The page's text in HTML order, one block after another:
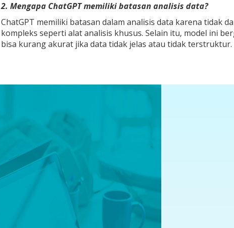
2. Mengapa ChatGPT memiliki batasan analisis data?
ChatGPT memiliki batasan dalam analisis data karena tidak
kompleks seperti alat analisis khusus. Selain itu, model ini
bisa kurang akurat jika data tidak jelas atau tidak terstruktur.